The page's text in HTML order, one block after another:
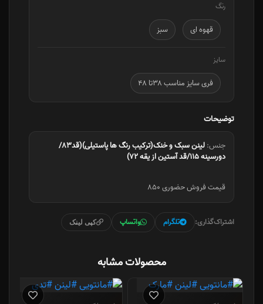
رنگ
قهوه ای سبز
سایز
فری سایز مناسب ۳۸تا ۴۸
توضیحات
جنس:
لینن سبک و خنک(ترکیب رنگ ها پاستیلی)(قد۸۳/
دورسینه ۱۱۵/قد آستین از یقه ۷۲)
قیمت فروش حضوری ۸۵۰
اشتراک‌گذاری: تلگرام واتساپ کپی لینک
محصولات مشابه